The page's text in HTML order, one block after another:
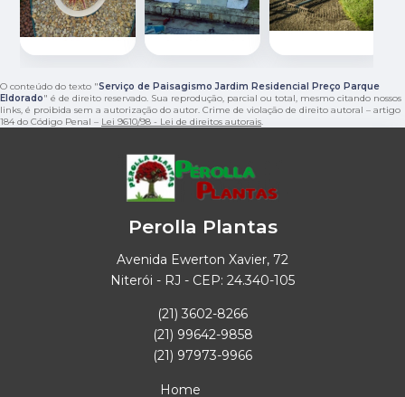
O conteúdo do texto "Serviço de Paisagismo Jardim Residencial Preço Parque
Eldorado" é de direito reservado. Sua reprodução, parcial ou total, mesmo citando nossos
links, é proibida sem a autorização do autor. Crime de violação de direito autoral – artigo
184 do Código Penal – Lei 9610/98 - Lei de direitos autorais.
Perolla Plantas
Avenida Ewerton Xavier, 72
Niterói - RJ - CEP: 24.340-105
(21) 3602-8266
(21) 99642-9858
(21) 97973-9966
Home